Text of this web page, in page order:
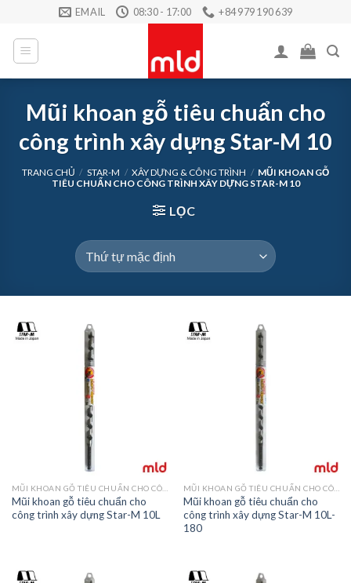
content
EMAIL 08:30 - 17:00 +84 979 190 639
Mũi khoan gỗ tiêu chuẩn cho
công trình xây dựng Star-M 10
TRANG CHỦ / STAR-M / XÂY DỰNG & CÔNG TRÌNH / MŨI KHOAN GỖ
TIÊU CHUẨN CHO CÔNG TRÌNH XÂY DỰNG STAR-M 10
LỌC
MŨI KHOAN GỖ TIÊU CHUẨN CHO CÔNG TRÌNH XÂY DỰNG STAR-M 10
Mũi khoan gỗ tiêu chuẩn cho
công trình xây dựng Star-M 10L
MŨI KHOAN GỖ TIÊU CHUẨN CHO CÔNG TRÌNH XÂY DỰNG STAR-M 10
Mũi khoan gỗ tiêu chuẩn cho
công trình xây dựng Star-M 10L-
180